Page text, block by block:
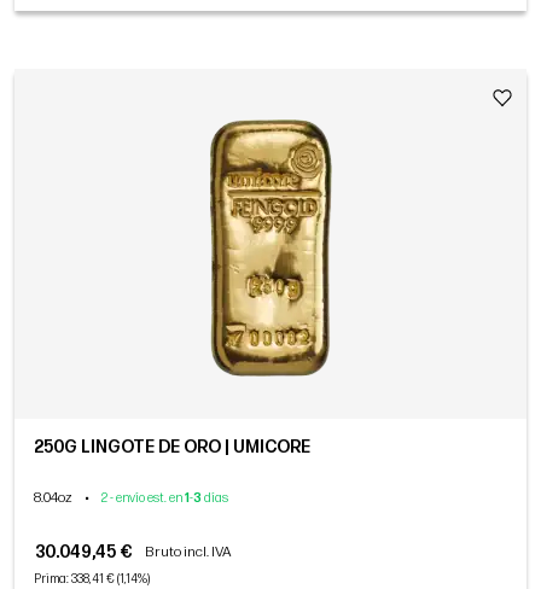
250G LINGOTE DE ORO | UMICORE
8.04oz • 2 - envío est. en1-3 días
30.049,45 € Bruto incl. IVA
Prima: 338,41 € (1,14%)